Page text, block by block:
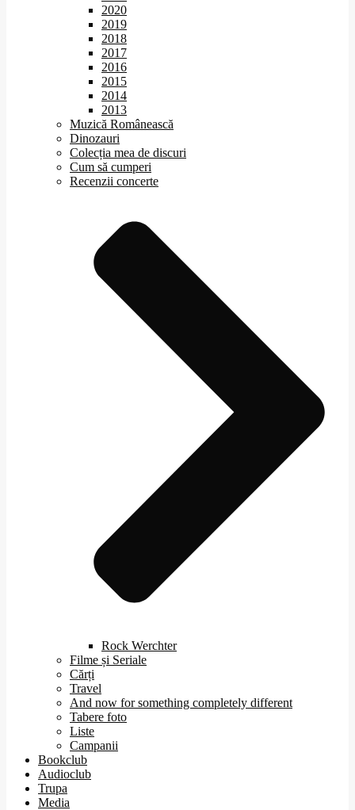
2020
2019
2018
2017
2016
2015
2014
2013
Muzică Românească
Dinozauri
Colecția mea de discuri
Cum să cumperi
Recenzii concerte
Rock Werchter
Filme și Seriale
Cărți
Travel
And now for something completely different
Tabere foto
Liste
Campanii
Bookclub
Audioclub
Trupa
Media